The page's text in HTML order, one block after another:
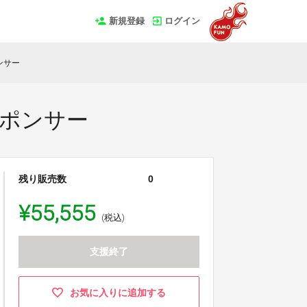
新規登録 ログイン
サー
ンサー
残り販売数 0
¥55,555 (税込)
支援終了
お気に入りに追加する